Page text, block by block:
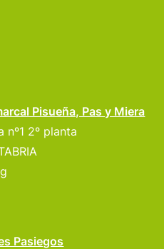
Pisueña, Pas y Miera
nº1 2º planta
Pasiegos